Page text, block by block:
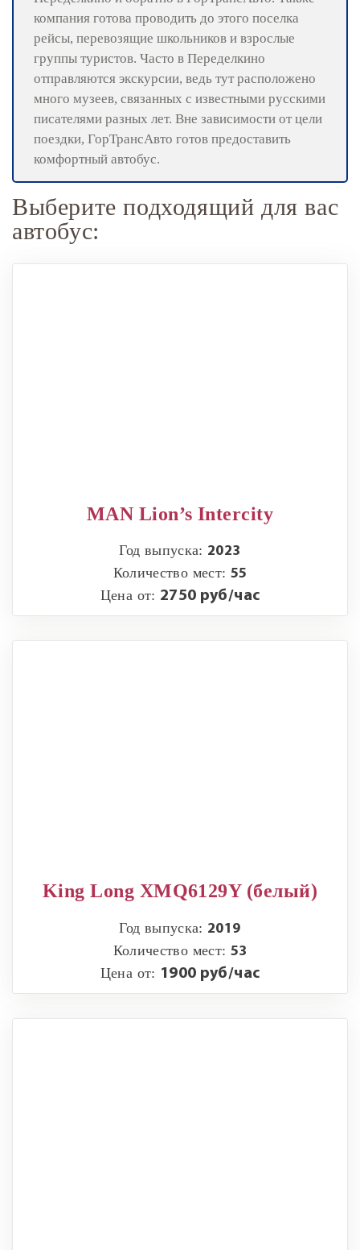
компания готова проводить до этого поселка
рейсы, перевозящие школьников и взрослые
группы туристов. Часто в Переделкино
отправляются экскурсии, ведь тут расположено
много музеев, связанных с известными русскими
писателями разных лет. Вне зависимости от цели
поездки, ГорТрансАвто готов предоставить
комфортный автобус.
Выберите подходящий для вас
автобус:
MAN Lion’s Intercity
Год выпуска: 2023
Количество мест: 55
Цена от: 2750 руб/час
King Long XMQ6129Y (белый)
Год выпуска: 2019
Количество мест: 53
Цена от: 1900 руб/час